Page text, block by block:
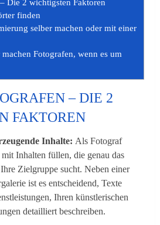
Die 2 wichtigsten Faktoren
finden
selber machen oder mit einer
Fotografen, wenn es um
– DIE 2
FAKTOREN
Inhalte: Als Fotograf
Inhalten füllen, die genau das
Zielgruppe sucht. Neben einer
ist es entscheidend, Texte
Ihren künstlerischen
detailliert beschreiben.